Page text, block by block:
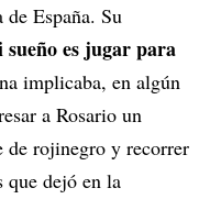
España. Su
sueño es jugar para
implicaba, en algún
a Rosario un
de rojinegro y recorrer
que dejó en la